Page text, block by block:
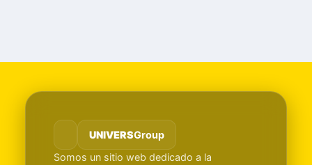
UNIVERSGroup
Somos un sitio web dedicado a la